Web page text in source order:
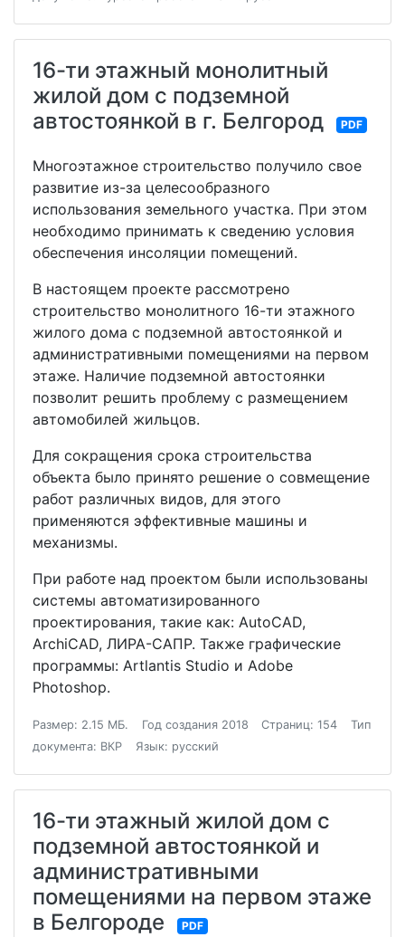
16-ти этажный монолитный
жилой дом с подземной
автостоянкой в г. Белгород
PDF
Многоэтажное строительство получило свое
развитие из-за целесообразного
использования земельного участка. При этом
необходимо принимать к сведению условия
обеспечения инсоляции помещений.
В настоящем проекте рассмотрено
строительство монолитного 16-ти этажного
жилого дома с подземной автостоянкой и
административными помещениями на первом
этаже. Наличие подземной автостоянки
позволит решить проблему с размещением
автомобилей жильцов.
Для сокращения срока строительства
объекта было принято решение о совмещение
работ различных видов, для этого
применяются эффективные машины и
механизмы.
При работе над проектом были использованы
системы автоматизированного
проектирования, такие как: AutoCAD,
ArchiCAD, ЛИРА-САПР. Также графические
программы: Artlantis Studio и Adobe
Photoshop.
Размер: 2.15 МБ. Год создания 2018 Страниц: 154
Тип
документа: ВКР
Язык: русский
16-ти этажный жилой дом с
подземной автостоянкой и
административными
помещениями на первом этаже
в Белгороде
PDF